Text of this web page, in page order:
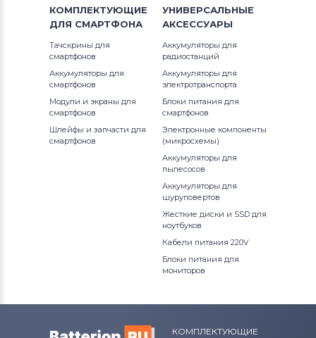
КлавиатурыCasper
КОМПЛЕКТУЮЩИЕ
ДЛЯ СМАРТФОНА
Тачскрины для
смартфонов
Аккумуляторы для
смартфонов
Модули и экраны для
смартфонов
Шлейфы и запчасти для
смартфонов
УНИВЕРСАЛЬНЫЕ
АКСЕССУАРЫ
Аккумуляторы для
радиостанций
Аккумуляторы для
электротранспорта
Блоки питания для
смартфонов
Электронные компоненты
(микросхемы)
Аккумуляторы для
пылесосов
Аккумуляторы для
шуруповертов
Жесткие диски и SSD для
ноутбуков
Кабели питания 220V
Блоки питания для
мониторов
КОМПЛЕКТУЮЩИЕ